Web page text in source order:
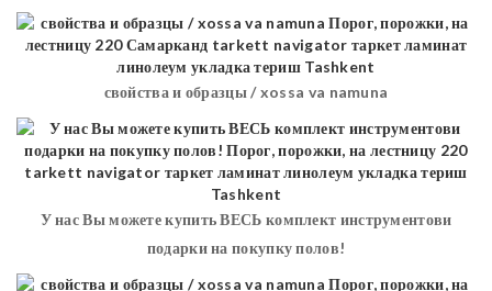
свойства и образцы / xossa va namuna
У нас Вы можете купить ВЕСЬ комплект инструментови
подарки на покупку полов!